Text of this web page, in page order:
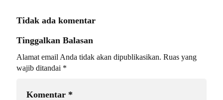
Tidak ada komentar
Tinggalkan Balasan
Alamat email Anda tidak akan dipublikasikan. Ruas yang
wajib ditandai *
Komentar *